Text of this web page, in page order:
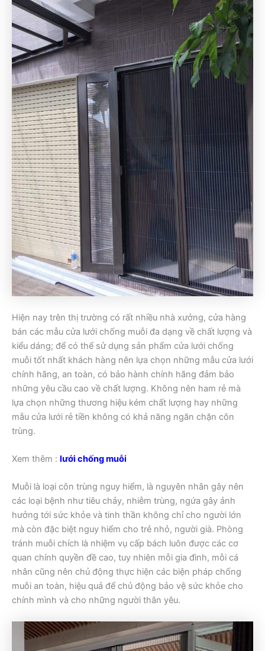
Hiện nay trên thị trường có rất nhiều nhà xưởng, cửa hàng
bán các mẫu cửa lưới chống muỗi đa dạng về chất lượng và
kiểu dáng; để có thể sử dụng sản phẩm cửa lưới chống
muỗi tốt nhất khách hàng nên lựa chọn những mẫu cửa lưới
chính hãng, an toàn, có bảo hành chính hãng đảm bảo
những yêu cầu cao về chất lượng. Không nên ham rẻ mà
lựa chọn những thương hiệu kém chất lượng hay những
mẫu cửa lưới rẻ tiền không có khả năng ngăn chặn côn
trùng.
Xem thêm : lưới chống muỗi
Muỗi là loại côn trùng nguy hiểm, là nguyên nhân gây nên
các loại bệnh như tiêu chảy, nhiễm trùng, ngứa gây ảnh
hưởng tới sức khỏe và tinh thần không chỉ cho người lớn
mà còn đặc biệt nguy hiểm cho trẻ nhỏ, người già. Phòng
tránh muỗi chích là nhiệm vụ cấp bách luôn được các cơ
quan chính quyền đề cao, tuy nhiên mỗi gia đình, mỗi cá
nhân cũng nên chủ động thực hiện các biện pháp chống
muỗi an toàn, hiệu quả để chủ động bảo vệ sức khỏe cho
chính mình và cho những người thân yêu.